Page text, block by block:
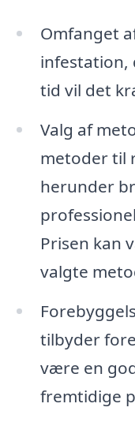
Omfanget
infestation,
tid vil det
Valg af
metoder til
herunder
Prisen kan
valgte
tilbyder
være en
fremtidige